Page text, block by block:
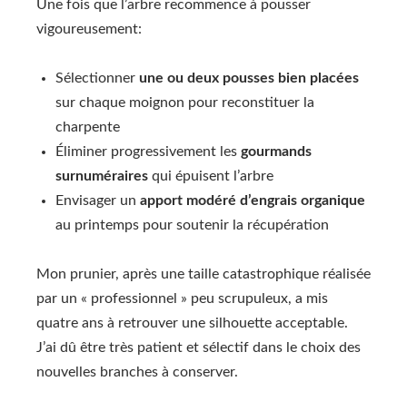
Une fois que l’arbre recommence à pousser
vigoureusement:
Sélectionner une ou deux pousses bien placées
sur chaque moignon pour reconstituer la
charpente
Éliminer progressivement les gourmands
surnuméraires qui épuisent l’arbre
Envisager un apport modéré d’engrais organique
au printemps pour soutenir la récupération
Mon prunier, après une taille catastrophique réalisée
par un « professionnel » peu scrupuleux, a mis
quatre ans à retrouver une silhouette acceptable.
J’ai dû être très patient et sélectif dans le choix des
nouvelles branches à conserver.